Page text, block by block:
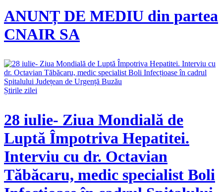
ANUNȚ DE MEDIU din partea
CNAIR SA
Știrile zilei
28 iulie- Ziua Mondială de
Luptă Împotriva Hepatitei.
Interviu cu dr. Octavian
Tăbăcaru, medic specialist Boli